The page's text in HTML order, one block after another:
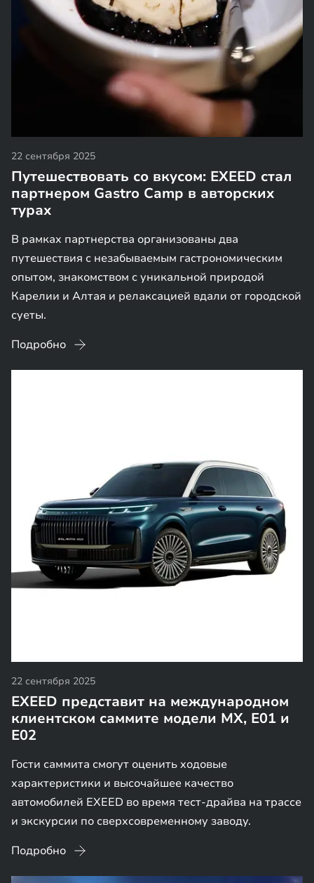
22 сентября 2025
Путешествовать со вкусом: EXEED стал
партнером Gastro Camp в авторских
турах
В рамках партнерства организованы два
путешествия с незабываемым гастрономическим
опытом, знакомством с уникальной природой
Карелии и Алтая и релаксацией вдали от городской
суеты.
Подробно
22 сентября 2025
EXEED представит на международном
клиентском саммите модели MX, E01 и
E02
Гости саммита смогут оценить ходовые
характеристики и высочайшее качество
автомобилей EXEED во время тест-драйва на трассе
и экскурсии по сверхсовременному заводу.
Подробно